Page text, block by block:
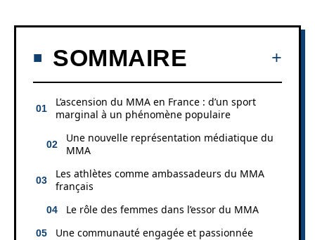
SOMMAIRE
L’ascension du MMA en France : d’un sport
marginal à un phénomène populaire
Une nouvelle représentation médiatique du
MMA
Les athlètes comme ambassadeurs du MMA
français
Le rôle des femmes dans l’essor du MMA
Une communauté engagée et passionnée